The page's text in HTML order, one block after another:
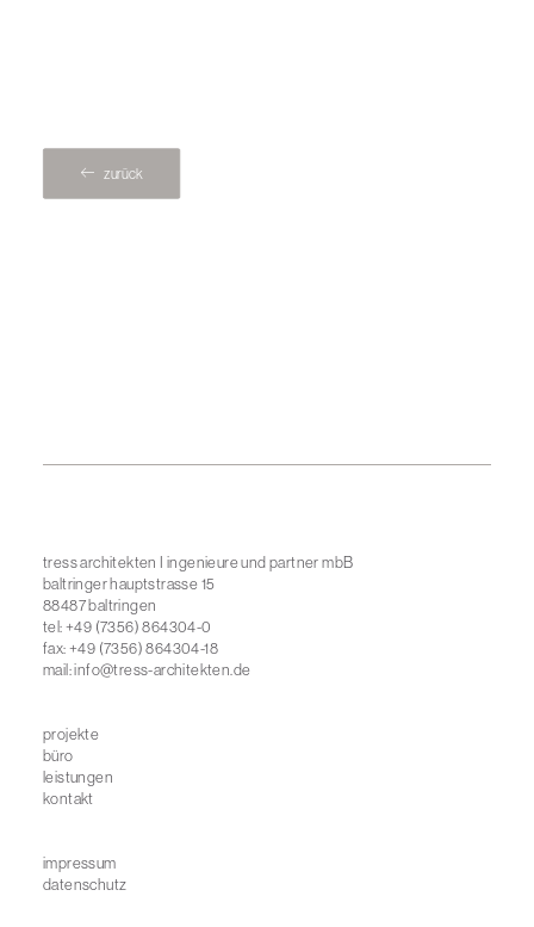
zurück
tress architekten I ingenieure und partner mbB
baltringer hauptstrasse 15
88487 baltringen
tel: +49 (7356) 864304-0
fax: +49 (7356) 864304-18
mail:info@tress-architekten.de
projekte
büro
leistungen
kontakt
impressum
datenschutz